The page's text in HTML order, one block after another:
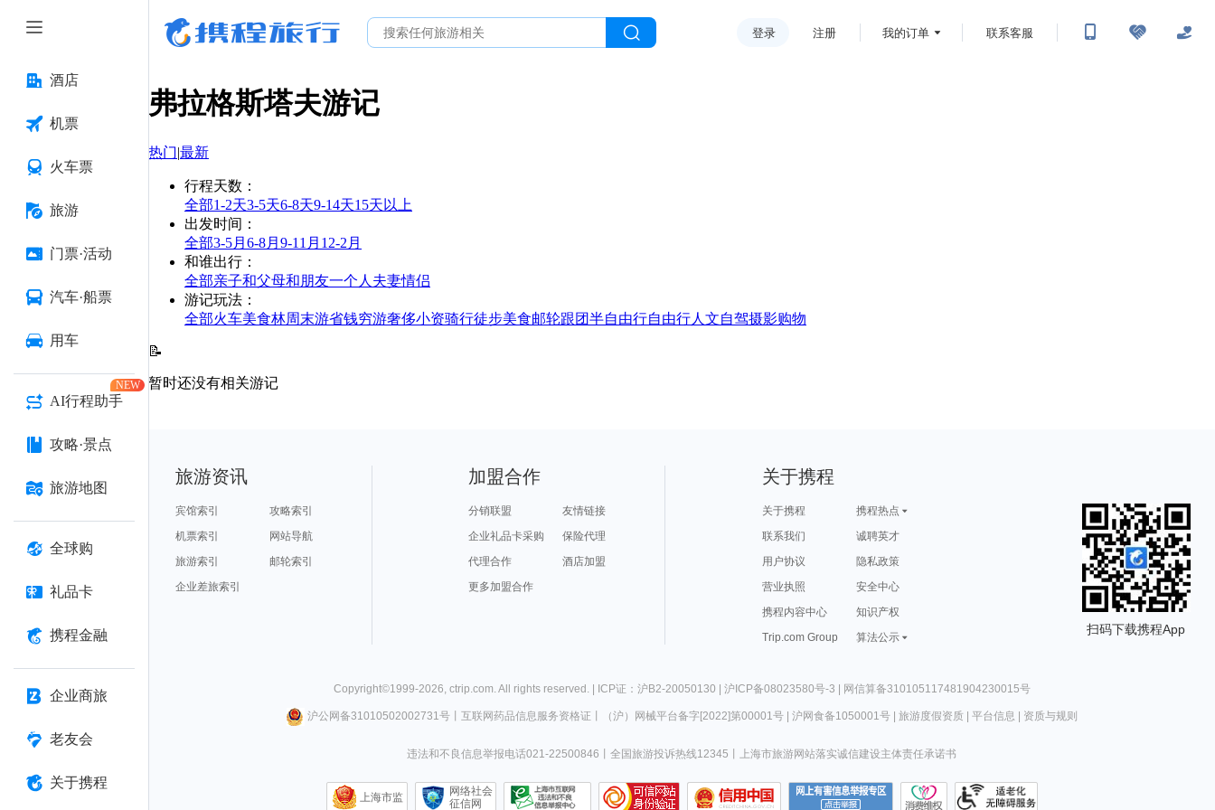
酒店
机票
火车票
旅游
门票·活动
汽车·船票
用车
AI行程助手
NEW
攻略·景点
旅游地图
全球购
礼品卡
携程金融
企业商旅
老友会
关于携程
登录 注册 我的订单 联系客服
弗拉格斯塔夫游记
热门|最新
行程天数 ：
全部1-2天3-5天6-8天9-14天15天以上
出发时间 ：
全部3-5月 6-8月 9-11月 12-2月
和谁出行 ：
全部亲子和父母和朋友一个人 夫妻情侣
游记玩法 ：
全部火车美食林周末游省钱穷游奢侈小资骑行徒步美食邮轮跟团半自由行自由行人文自驾摄影购物
📝
暂时还没有相关游记
旅游资讯
宾馆索引
攻略索引
机票索引
网站导航
旅游索引
邮轮索引
企业差旅索引
加盟合作
分销联盟
友情链接
企业礼品卡采购
保险代理
代理合作
酒店加盟
更多加盟合作
关于携程
关于携程
携程热点
联系我们
诚聘英才
用户协议
隐私政策
营业执照
安全中心
携程内容中心
知识产权
Trip.com Group
算法公示
扫码下载携程App
Copyright©1999-2026, ctrip.com. All rights reserved. | ICP证：沪B2-20050130 | 沪ICP备08023580号-3 | 网信算备310105117481904230015号
沪公网备31010502002731号丨 互联网药品信息服务资格证 （沪）网械平台备字[2022]第00001号| 沪网食备1050001号| 旅游度假资质| 平台信息 资质与规则
违法和不良信息举报电话021-22500846 全国旅游投诉热线12345 上海市旅游网站落实诚信建设主体责任承诺书
上海市监
网络社会
征信网